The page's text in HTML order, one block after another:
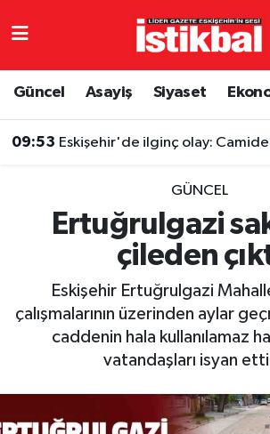
Güncel Asayiş Siyaset
09:53 Eskişehir'de ilginç olay: Camide
GÜNCEL
Ertuğrulgazi
çileden
Eskişehir Ertuğrulgazi
çalışmalarının üzerinden aylar
caddenin hala kullanılamaz
vatandaşları isyan
Eskişehirspor
Eğitim
Ekonomi
Yaşam
Eskişehir Nöbetçi Eczaneler
TFF 3.Lig 4.Grup Puan Durumu
Tüm Manşetler
Son Dakika Haberleri